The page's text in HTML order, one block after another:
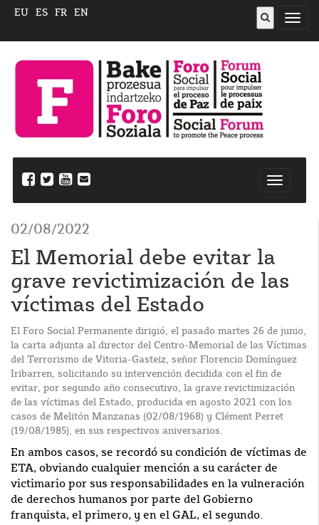
Abrir
EU ES FR EN
02/08/2022
El Memorial debe evitar la
grave revictimización de las
víctimas del Estado
El Foro Social Permanente dirigió, el pasado martes 26 de junio,
la carta adjunta al director del Centro-Memorial de las Víctimas
del Terrorismo de Vitoria-Gasteiz, señor Florencio Domínguez
Iribarren, solicitando su intervención decidida con el fin de
evitar, por segundo año consecutivo, la grave revictimización
de las víctimas del Estado, producida en agosto 2021 con los
casos de Melitón Manzanas (02/08/1968) y Clément Perret
(19/08/1985), en sus respectivos aniversarios.
En ambos casos, se recordó su condición de víctimas de
ETA, obviando cualquier mención a su carácter de
victimario por sus responsabilidades en la vulneración
de derechos humanos por parte del Gobierno
franquista, el primero, y en el GAL, el segundo.